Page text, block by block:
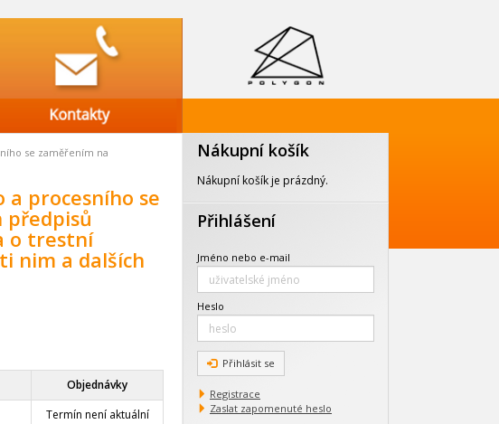
se zaměřením na
procesního se
o trestní
nim a dalších
Objednávky
Termín není aktuální
Nákupní košík
Nákupní košík je prázdný.
Přihlášení
Jméno nebo e-mail
Heslo
Přihlásit se
Registrace
Zaslat zapomenuté heslo